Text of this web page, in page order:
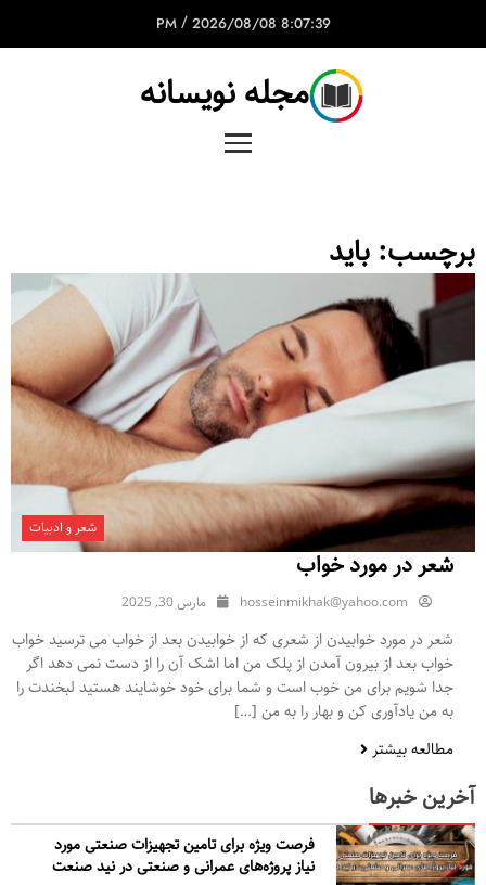
8:07:39 PM
/ 2026/08/08
مجله نویسانه
برچسب: باید
شعر و ادبیات
شعر در مورد خواب
hosseinmikhak@yahoo.com مارس 30, 2025
شعر در مورد خوابیدن از شعری که از خوابیدن بعد از خواب می ترسید خواب
خواب بعد از بیرون آمدن از پلک من اما اشک آن را از دست نمی دهد اگر
جدا شویم برای من خوب است و شما برای خود خوشایند هستید لبخندت را
به من یادآوری کن و بهار را به من […]
مطالعه بیشتر
آخرین خبرها
فرصت ویژه برای تامین تجهیزات صنعتی مورد
نیاز پروژه‌های عمرانی و صنعتی در نید صنعت